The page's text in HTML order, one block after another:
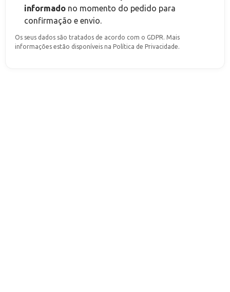
informado no momento do pedido para
confirmação e envio.
Os seus dados são tratados de acordo com o GDPR. Mais
informações estão disponíveis na Política de Privacidade.